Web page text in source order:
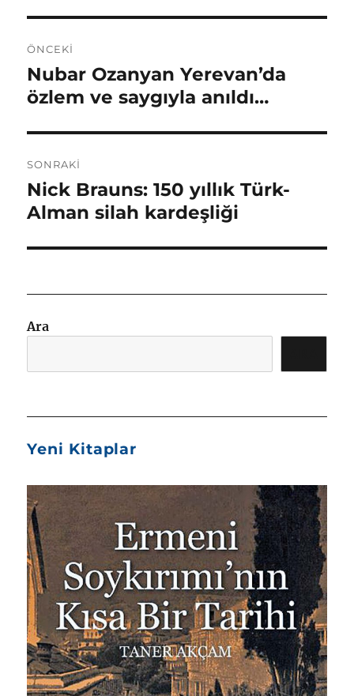
o
o
k
p
gezinmesi
ÖNCEKI
Önceki
yazı:
Nubar Ozanyan Yerevan’da
özlem ve saygıyla anıldı…
SONRAKI
Sonraki
yazı:
Nick Brauns: 150 yıllık Türk-
Alman silah kardeşliği
Ara
Yeni Kitaplar